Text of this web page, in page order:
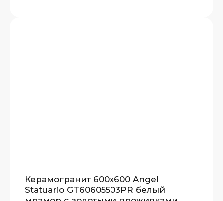
Керамогранит 600x600 Angel
Statuario GT60605503PR белый